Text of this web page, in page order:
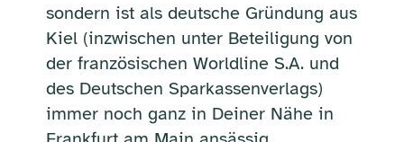
sondern ist als deutsche Gründung aus
Kiel (inzwischen unter Beteiligung von
der französischen Worldline S.A. und
des Deutschen Sparkassenverlags)
immer noch ganz in Deiner Nähe in